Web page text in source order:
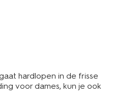
hardlopen in de frisse
voor dames, kun je ook